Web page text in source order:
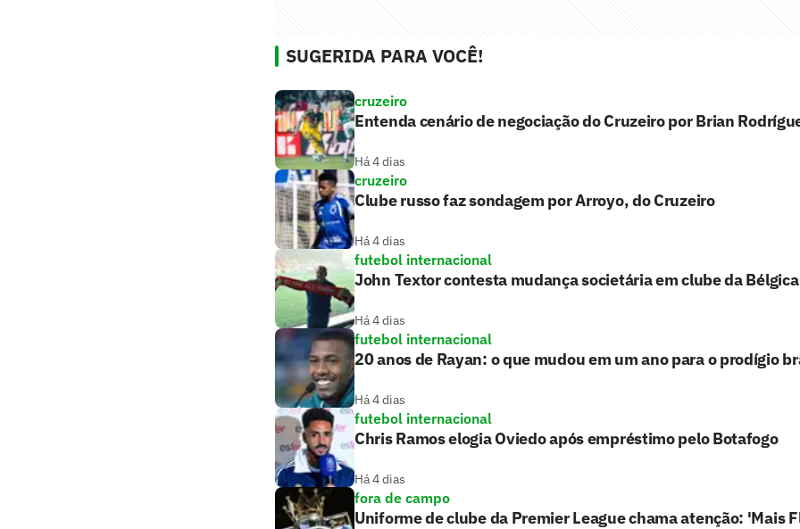
SUGERIDA PARA VOCÊ!
cruzeiro
Entenda cenário de negociação do Cruzeiro por Brian
Há 4 dias
cruzeiro
Clube russo faz sondagem por Arroyo, do Cruzeiro
Há 4 dias
futebol internacional
John Textor contesta mudança societária em clube da Bélgica
Há 4 dias
futebol internacional
20 anos de Rayan: o que mudou em um ano para o prodígio
Há 4 dias
futebol internacional
Chris Ramos elogia Oviedo após empréstimo pelo Botafogo
Há 4 dias
fora de campo
Uniforme de clube da Premier League chama atenção: 'Mais